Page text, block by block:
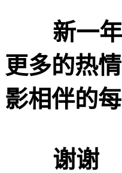
新一年
更多的热
影相伴的
谢谢